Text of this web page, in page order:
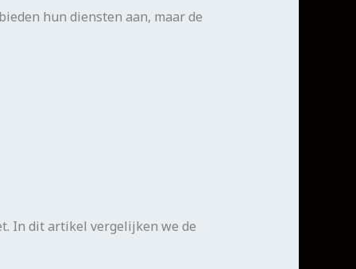
hun diensten aan, maar de
In dit artikel vergelijken we de